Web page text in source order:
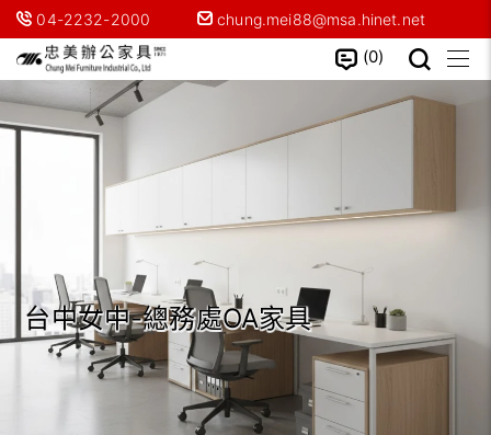
04-2232-2000 chung.mei88@msa.hinet.net
0
台中女中-總務處OA家具